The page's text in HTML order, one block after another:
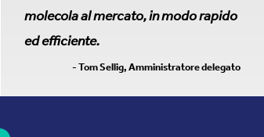
molecola al mercato, in modo rapido
ed efficiente.
- Tom Sellig, Amministratore delegato